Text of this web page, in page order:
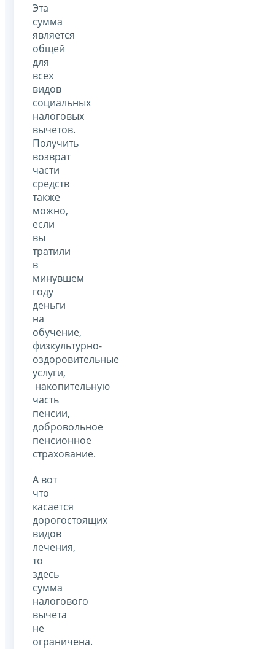
Эта
сумма
является
общей
для
всех
видов
социальных
налоговых
вычетов.
Получить
возврат
части
средств
также
можно,
если
вы
тратили
в
минувшем
году
деньги
на
обучение,
физкультурно-
оздоровительные
услуги,
накопительную
часть
пенсии,
добровольное
пенсионное
страхование.
А вот
что
касается
дорогостоящих
видов
лечения,
то
здесь
сумма
налогового
вычета
не
ограничена.